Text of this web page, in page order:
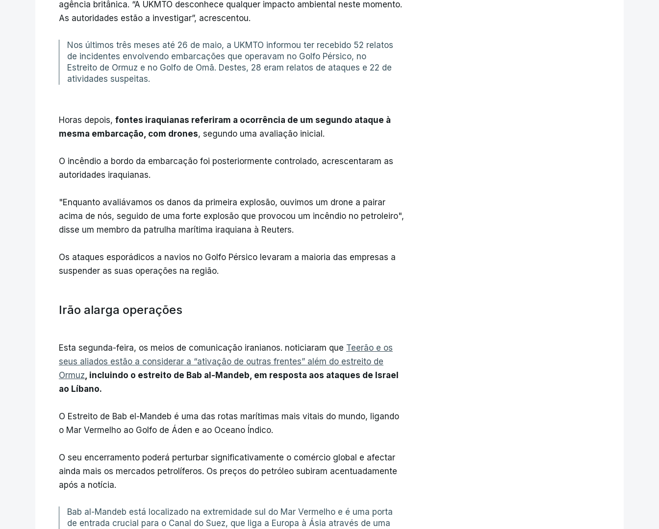
agência britânica. “A UKMTO desconhece qualquer impacto ambiental neste momento.
As autoridades estão a investigar”, acrescentou.
Nos últimos três meses até 26 de maio, a UKMTO informou ter recebido 52 relatos
de incidentes envolvendo embarcações que operavam no Golfo Pérsico, no
Estreito de Ormuz e no Golfo de Omã. Destes, 28 eram relatos de ataques e 22 de
atividades suspeitas.
Horas depois, fontes iraquianas referiram a ocorrência de um segundo ataque à
mesma embarcação, com drones, segundo uma avaliação inicial.
O incêndio a bordo da embarcação foi posteriormente controlado, acrescentaram as
autoridades iraquianas.
"Enquanto avaliávamos os danos da primeira explosão, ouvimos um drone a pairar
acima de nós, seguido de uma forte explosão que provocou um incêndio no petroleiro",
disse um membro da patrulha marítima iraquiana à Reuters.
Os ataques esporádicos a navios no Golfo Pérsico levaram a maioria das empresas a
suspender as suas operações na região.
Irão alarga operações
Esta segunda-feira, os meios de comunicação iranianos. noticiaram que Teerão e os
seus aliados estão a considerar a “ativação de outras frentes” além do estreito de
Ormuz, incluindo o estreito de Bab al-Mandeb, em resposta aos ataques de Israel
ao Líbano.
O Estreito de Bab el-Mandeb é uma das rotas marítimas mais vitais do mundo, ligando
o Mar Vermelho ao Golfo de Áden e ao Oceano Índico.
O seu encerramento poderá perturbar significativamente o comércio global e afectar
ainda mais os mercados petrolíferos. Os preços do petróleo subiram acentuadamente
após a notícia.
Bab al-Mandeb está localizado na extremidade sul do Mar Vermelho e é uma porta
de entrada crucial para o Canal do Suez, que liga a Europa à Ásia através de uma